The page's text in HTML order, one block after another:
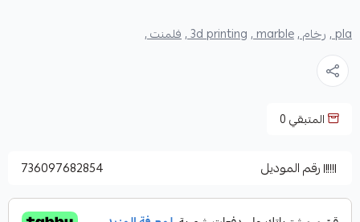
pla , رخام ,marble ,
3d printing , فلمنت ,
المتبقي0
رقم الموديل 736097682854